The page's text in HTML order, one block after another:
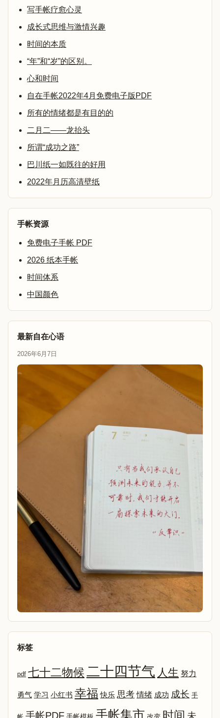
写手帐疗愈心灵
成长式思维与激情兴趣
时间的本质
“年”和“岁”的区别。
心和时间
自在手帐2022年4月免费电子版PDF
所有的情绪都是有目的的
二月二——龙抬头
所谓“成功之路”
巴川纸一如既往的好用
2022年月历高清壁纸
手帐资源
免费电子手帐 PDF
2026 纸本手帐
时间体系
中国颜色
最新自在心语
2026年6月7日
标签
pdf 七十二物候二十四节气 人生 努力
勇气 学习 小红书 幸福 快乐 思考 情绪 成功 成长 手
手帐PDF 手帐集市 时间